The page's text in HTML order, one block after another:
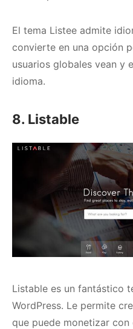
El tema Listee admite
convierte en una opción
usuarios globales vean y
idioma.
8. Listable
Listable es un fantástico
WordPress. Le permite
que puede monetizar